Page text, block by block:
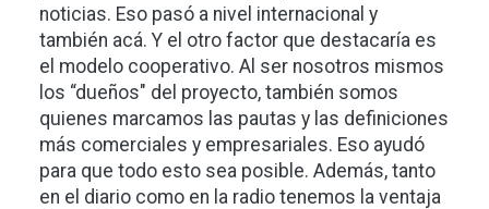
noticias. Eso pasó a nivel internacional y
también acá. Y el otro factor que destacaría es
el modelo cooperativo. Al ser nosotros mismos
los “dueños" del proyecto, también somos
quienes marcamos las pautas y las definiciones
más comerciales y empresariales. Eso ayudó
para que todo esto sea posible. Además, tanto
en el diario como en la radio tenemos la ventaja